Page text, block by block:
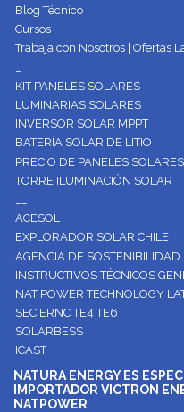
Blog Técnico
Cursos
Trabaja con Nosotros | Ofertas
KIT PANELES SOLARES
LUMINARIAS SOLARES
INVERSOR SOLAR MPPT
BATERÍA SOLAR DE LITIO
PRECIO DE PANELES SOLARES
TORRE ILUMINACIÓN SOLAR
ACESOL
EXPLORADOR SOLAR CHILE
AGENCIA DE SOSTENIBILIDAD
INSTRUCTIVOS TÉCNICOS
NAT POWER TECHNOLOGY
SEC ERNC TE4 TE6
SOLARBESS
ICAST
NATURA ENERGY ES
IMPORTADOR VICTRON
NATPOWER